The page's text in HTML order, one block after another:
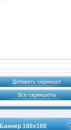
Добавить скриншот
Все скриншоты
Баннер 100х100